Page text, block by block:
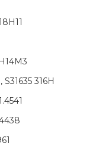
S31635 316H